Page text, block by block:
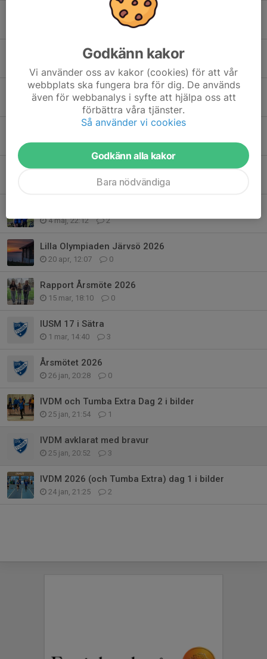
Kastfemkamp den 27 juni på Röstan
Sommarsprinten 2026-07-11
VDM och Kungsholmen runt
12 maj, 19:45 2
Inomhusklubbrekord 2026
11 maj, 19:10 0
VDM är nu avklarat med bravur och solsken
2
4 maj, 22:12 2
Lilla Olympiaden Järvsö 2026
20 apr, 12:07 0
Rapport Årsmöte 2026
15 mar, 18:10 0
IUSM 17 i Sätra
1 mar, 14:40 3
Årsmötet 2026
26 jan, 20:28 0
IVDM och Tumba Extra Dag 2 i bilder
25 jan, 21:54 1
IVDM avklarat med bravur
25 jan, 20:52 3
IVDM 2026 (och Tumba Extra) dag 1 i bilder
24 jan, 21:25 2
Godkänn kakor
Vi använder oss av kakor (cookies) för att vår
webbplats ska fungera bra för dig. De används
även för webbanalys i syfte att hjälpa oss att
förbättra våra tjänster.
Så använder vi cookies
Godkänn alla kakor
Bara nödvändiga